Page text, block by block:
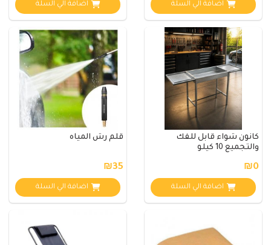
اضافة الي السلة اضافة الي السلة
كانون شواء قابل للفك
والتجميع 10 كيلو
₪0
اضافة الي السلة
قلم رش المياه
₪35
اضافة الي السلة